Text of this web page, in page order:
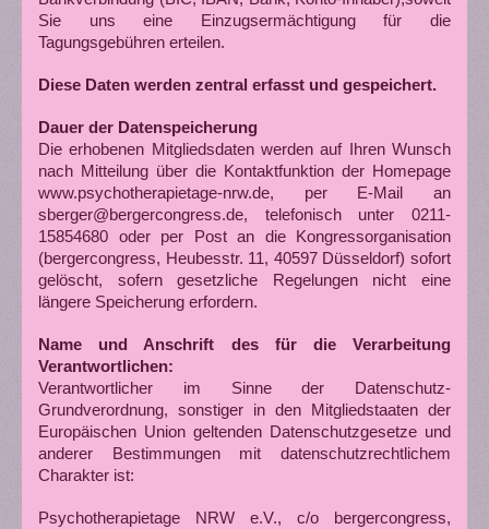
Sie uns eine Einzugsermächtigung für die
Tagungsgebühren erteilen.
Diese Daten werden zentral erfasst und gespeichert.
Dauer der Datenspeicherung
Die erhobenen Mitgliedsdaten werden auf Ihren Wunsch
nach Mitteilung über die Kontaktfunktion der Homepage
www.psychotherapietage-nrw.de, per E-Mail an
sberger@bergercongress.de, telefonisch unter 0211-
15854680 oder per Post an die Kongressorganisation
(bergercongress, Heubesstr. 11, 40597 Düsseldorf) sofort
gelöscht, sofern gesetzliche Regelungen nicht eine
längere Speicherung erfordern.
Name und Anschrift des für die Verarbeitung
Verantwortlichen:
Verantwortlicher im Sinne der Datenschutz-
Grundverordnung, sonstiger in den Mitgliedstaaten der
Europäischen Union geltenden Datenschutzgesetze und
anderer Bestimmungen mit datenschutzrechtlichem
Charakter ist:
Psychotherapietage NRW e.V., c/o bergercongress,